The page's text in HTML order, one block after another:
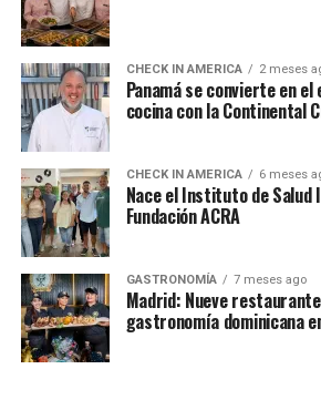
CHECK IN AMERICA 2 meses
Panamá se convierte en
cocina con la Continental
CHECK IN AMERICA 6 meses
Nace el Instituto de Salud
Fundación ACRA
GASTRONOMÍA 7 meses ago
Madrid: Nueve
gastronomía dominicana